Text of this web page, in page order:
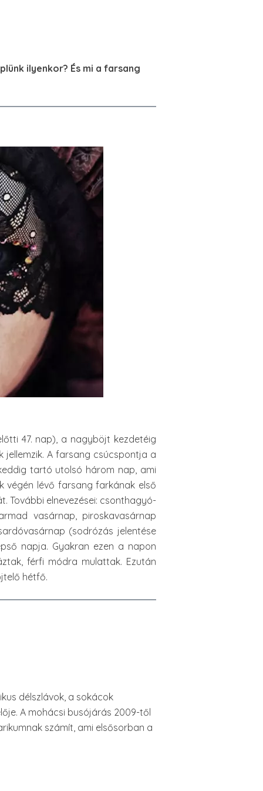
ilyenkor? És mi a farsang
47. nap), a nagyböjt kezdetéig
jellemzik. A farsang csúcspontja a
tartó utolsó három nap, ami
végén lévő farsang farkának első
További elnevezései: csonthagyó-
vasárnap, piroskavasárnap
(sodrózás jelentése
napja. Gyakran ezen a napon
férfi módra mulattak. Ezután
hétfő.
délszlávok, a sokácok
A mohácsi busójárás 2009-től
számít, ami elsősorban a